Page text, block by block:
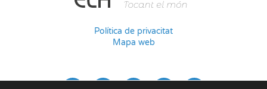
Política de privacitat
Mapa web